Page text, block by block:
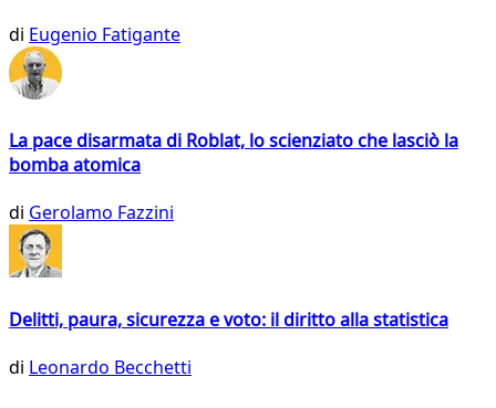
di Eugenio Fatigante
La pace disarmata di Roblat, lo scienziato che lasciò la
bomba atomica
di Gerolamo Fazzini
Delitti, paura, sicurezza e voto: il diritto alla statistica
di Leonardo Becchetti